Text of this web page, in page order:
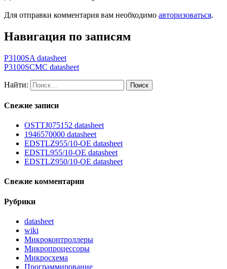
Для отправки комментария вам необходимо авторизоваться.
Навигация по записям
P3100SA datasheet
P3100SCMC datasheet
Найти:
Свежие записи
OSTTJ075152 datasheet
1946570000 datasheet
EDSTLZ955/10-OE datasheet
EDSTL955/10-OE datasheet
EDSTLZ950/10-OE datasheet
Свежие комментарии
Рубрики
datasheet
wiki
Микроконтроллеры
Микропроцессоры
Микросхема
Программирование